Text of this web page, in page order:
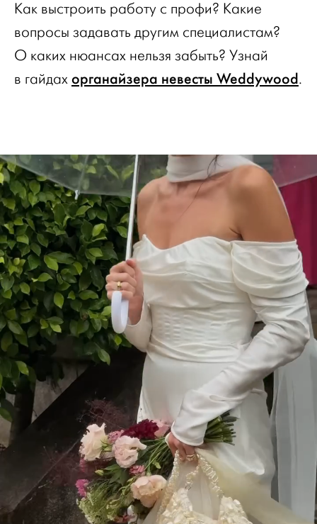
Как выстроить работу с профи? Какие
вопросы задавать другим специалистам?
О каких нюансах нельзя забыть? Узнай
в гайдах органайзера невесты Weddywood.